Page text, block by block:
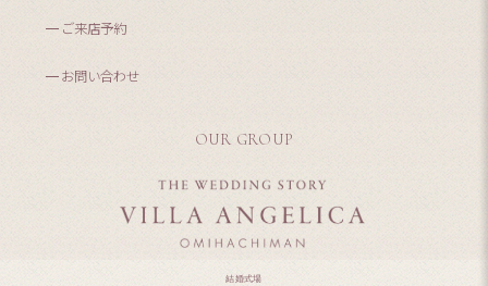
ご来店予約
お問い合わせ
OUR GROUP
結婚式場